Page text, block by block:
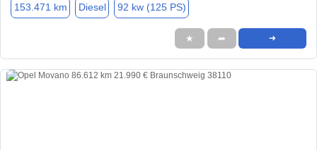
153.471 km Diesel 92 kw (125 PS)
★ ➦ ➜